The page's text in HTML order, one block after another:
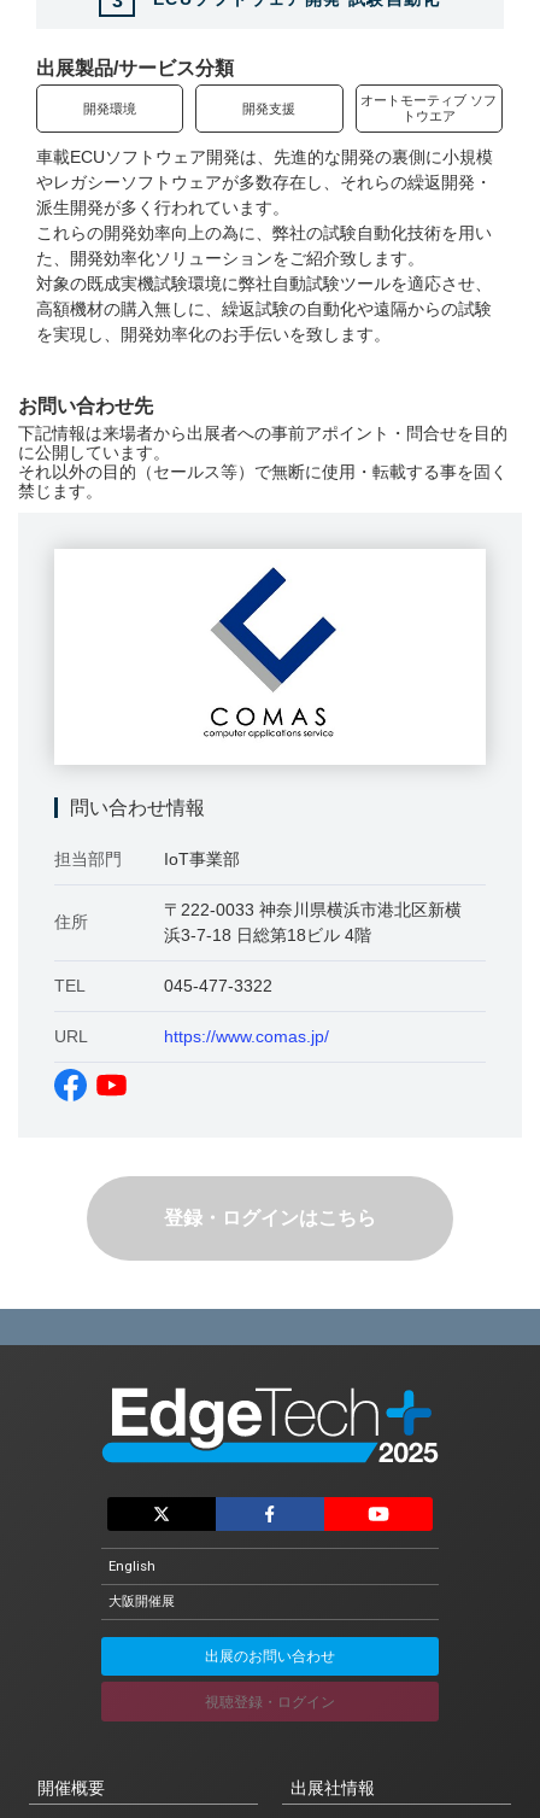
出展製品/サービス分類
開発環境 開発支援
オートモーティブ ソフ
トウエア
車載ECUソフトウェア開発は、先進的な開発の裏側に小規模
やレガシーソフトウェアが多数存在し、それらの繰返開発・
派生開発が多く行われています。
これらの開発効率向上の為に、弊社の試験自動化技術を用い
た、開発効率化ソリューションをご紹介致します。
対象の既成実機試験環境に弊社自動試験ツールを適応させ、
高額機材の購入無しに、繰返試験の自動化や遠隔からの試験
を実現し、開発効率化のお手伝いを致します。
お問い合わせ先
下記情報は来場者から出展者への事前アポイント・問合せを目的
に公開しています。
それ以外の目的（セールス等）で無断に使用・転載する事を固く
禁じます。
問い合わせ情報
担当部門 IoT事業部
住所
〒222-0033 神奈川県横浜市港北区新横
浜3-7-18 日総第18ビル 4階
TEL 045-477-3322
URL https://www.comas.jp/
登録・ログインはこちら
English
大阪開催展
出展のお問い合わせ
視聴登録・ログイン
開催概要 出展社情報